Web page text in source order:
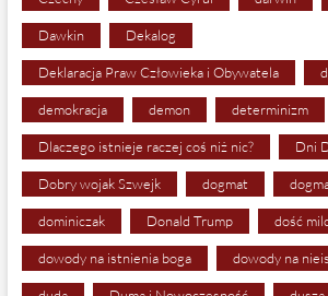
Dawkin Dekalog
Deklaracja Praw Człowieka i Obywatela
demokracja demon determinizm
Dlaczego istnieje raczej coś niż nic? Dni
Dobry wojak Szwejk dogmat
dominiczak Donald Trump dość
dowody na istnienia boga dowody na